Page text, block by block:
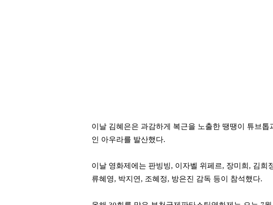
이날 김혜은은 과감하게 복근을 노출한 땡땡이 튜브
인 아우라를 발산했다.
이날 영화제에는 판빙빙, 이자벨 위페르, 장미희, 김
류혜영, 박지연, 조혜정, 방은진 감독 등이 참석했다.